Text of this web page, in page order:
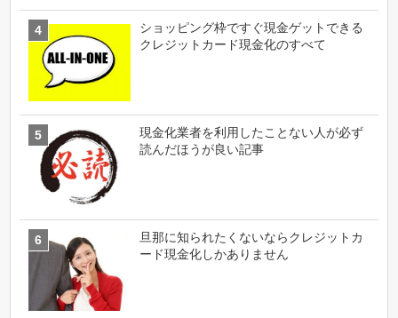
ショッピング枠ですぐ現金ゲットできる
クレジットカード現金化のすべて
現金化業者を利用したことない人が必ず
読んだほうが良い記事
旦那に知られたくないならクレジットカ
ード現金化しかありません